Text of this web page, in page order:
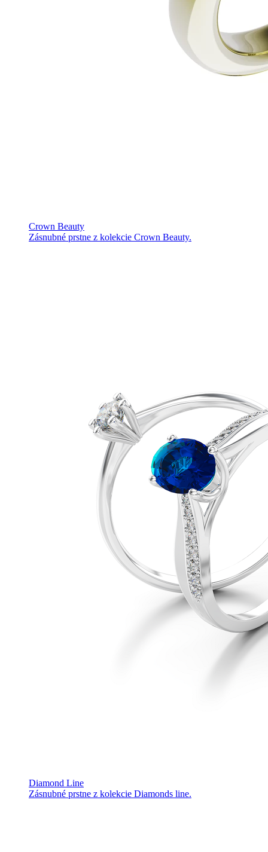
Crown Beauty
Zásnubné prstne z kolekcie Crown Beauty.
Diamond Line
Zásnubné prstne z kolekcie Diamonds line.